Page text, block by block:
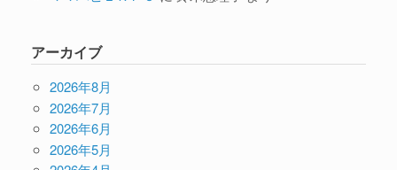
アーカイブ
2026年8月
2026年7月
2026年6月
2026年5月